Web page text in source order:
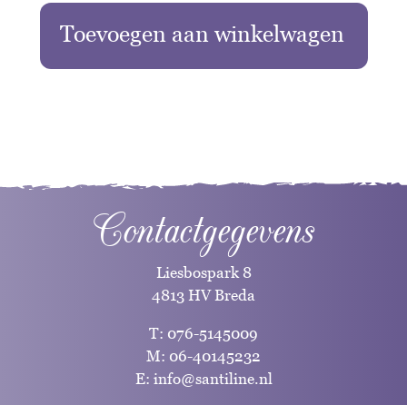
Toevoegen aan winkelwagen
Contactgegevens
Liesbospark 8
4813 HV Breda
T: 076-5145009
M: 06-40145232
E: info@santiline.nl